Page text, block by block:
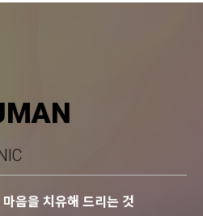
음을 치유해 드리는 것